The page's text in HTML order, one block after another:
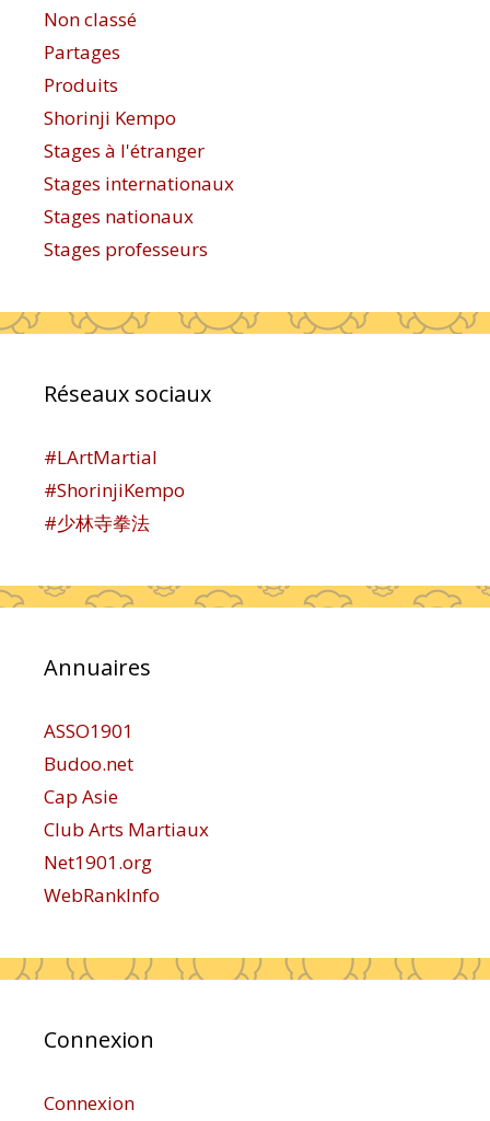
Non classé
Partages
Produits
Shorinji Kempo
Stages à l'étranger
Stages internationaux
Stages nationaux
Stages professeurs
Réseaux sociaux
#LArtMartial
#ShorinjiKempo
#少林寺拳法
Annuaires
ASSO1901
Budoo.net
Cap Asie
Club Arts Martiaux
Net1901.org
WebRankInfo
Connexion
Connexion